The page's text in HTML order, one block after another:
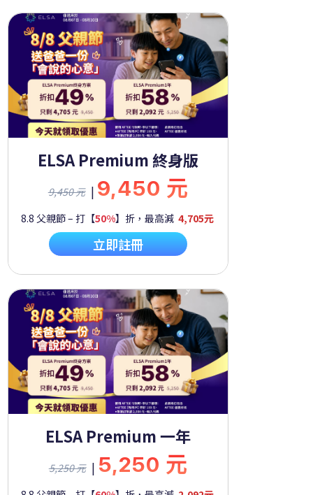
ELSA Premium 終身版
9,450 元 | 9,450 元
8.8 父親節 – 打【50%】折，最高減 4,705元
立即註冊
ELSA Premium 一年
5,250 元 | 5,250 元